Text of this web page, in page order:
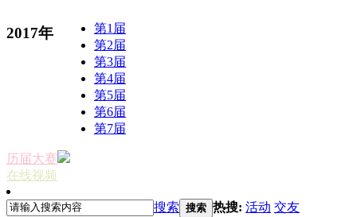
2017年
第1届
第2届
第3届
第4届
第5届
第6届
第7届
历届大赛
在线视频
搜索 搜索 热搜: 活动 交友